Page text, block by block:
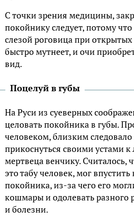
С точки зрения медицины,
покойнику следует, потому
слезой роговица при открытых
быстро мутнеет, и очи
вид.
Поцелуй в губы
На Руси из суеверных
целовать покойника в губы.
человеком, близким
прикоснуться своими устами
мертвеца венчику.
это табу человек, мог
покойника, из-за чего его
кошмары и одолевать разного
и болезни.